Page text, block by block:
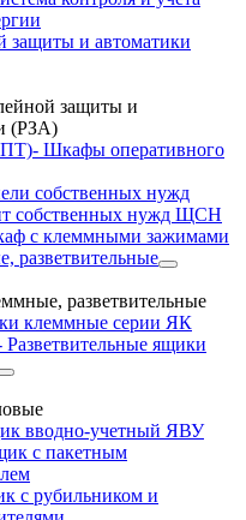
и автоматики
защиты и
(РЗА)
Шкафы оперативного
собственных нужд
нужд ЩСН
с клеммными зажимами
разветвительные
разветвительные
клеммные серии ЯК
ящики
вводно-учетный ЯВУ
с пакетным
с рубильником и